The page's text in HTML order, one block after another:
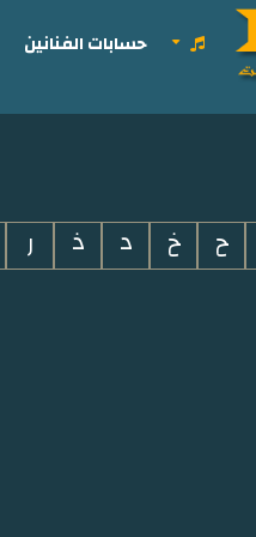
حسابات الفنانين
ح خ د ذ ر